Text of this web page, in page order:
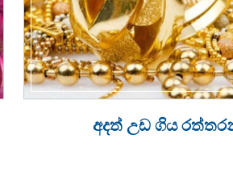
අදත් උඩ ගිය